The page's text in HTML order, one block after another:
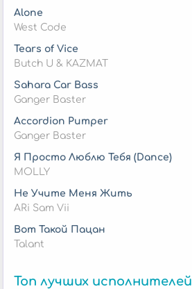
Alone
West Code
Tears of Vice
Butch U & KAZMAT
Sahara Car Bass
Ganger Baster
Accordion Pumper
Ganger Baster
Я Просто Люблю Тебя (Dance)
MOLLY
Не Учите Меня Жить
ARi Sam Vii
Вот Такой Пацан
Talant
Топ лучших исполнителей